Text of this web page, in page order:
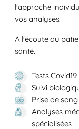
l'approche
vos analyses.
A l'écoute du
santé.
Tests
Suivi
Prise de
Analyses
spécialisées